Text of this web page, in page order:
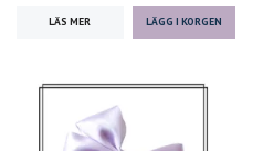
LÄS MER